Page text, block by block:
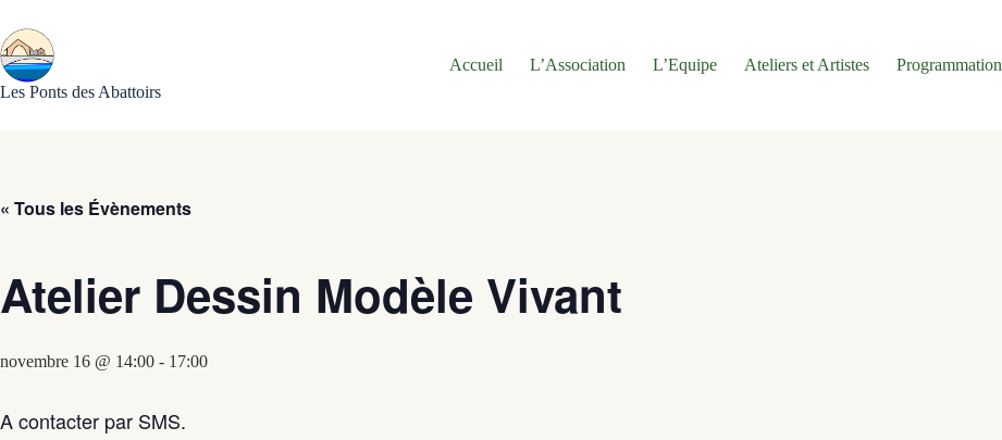
au
contenu
Les Ponts des Abattoirs
Accueil L’Association L’Equipe Ateliers et Artistes Programmation
« Tous les Évènements
Atelier Dessin Modèle Vivant
novembre 16 @ 14:00 - 17:00
A contacter par SMS.